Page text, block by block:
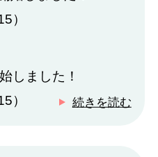
しました！
）
続きを読む